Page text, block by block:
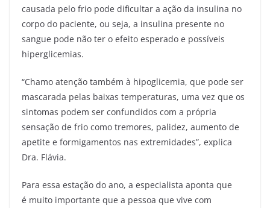
causada pelo frio pode dificultar a ação da insulina no
corpo do paciente, ou seja, a insulina presente no
sangue pode não ter o efeito esperado e possíveis
hiperglicemias.
“Chamo atenção também à hipoglicemia, que pode ser
mascarada pelas baixas temperaturas, uma vez que os
sintomas podem ser confundidos com a própria
sensação de frio como tremores, palidez, aumento de
apetite e formigamentos nas extremidades”, explica
Dra. Flávia.
Para essa estação do ano, a especialista aponta que
é muito importante que a pessoa que vive com